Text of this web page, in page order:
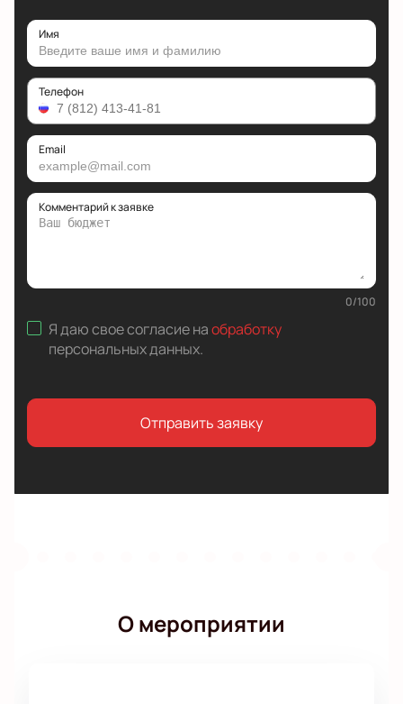
Имя
Телефон
Email
Комментарий к заявке
0/100
Я даю свое согласие наобработку
персональных данных.
Отправить заявку
О мероприятии